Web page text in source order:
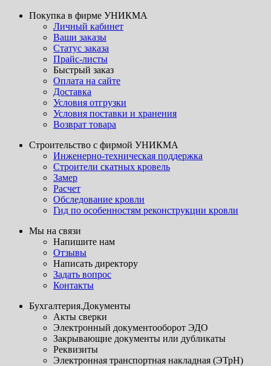
Покупка в фирме УНИКМА
Личный кабинет
Ваши заказы
Статус заказа
Прайс-листы
Быстрый заказ
Оплата на сайте
Доставка
Условия отгрузки
Условия поставки и хранения
Возврат товара
Строительство с фирмой УНИКМА
Инженерно-техническая поддержка
Строители скатных кровель
Замер
Расчет
Обследование кровли
Гид по особенностям реконструкции кровли
Мы на связи
Напишите нам
Отзывы
Написать директору
Задать вопрос
Контакты
Бухгалтерия.Документы
Акты сверки
Электронный документооборот ЭДО
Закрывающие документы или дубликаты
Реквизиты
Электронная транспортная накладная (ЭТрН)